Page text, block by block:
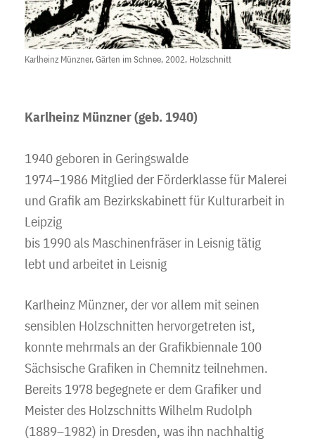
Karlheinz Münzner, Gärten im Schnee, 2002, Holzschnitt
Karlheinz Münzner (geb. 1940)
1940 geboren in Geringswalde
1974–1986 Mitglied der Förderklasse für Malerei
und Grafik am Bezirkskabinett für Kulturarbeit in
Leipzig
bis 1990 als Maschinenfräser in Leisnig tätig
lebt und arbeitet in Leisnig
Karlheinz Münzner, der vor allem mit seinen
sensiblen Holzschnitten hervorgetreten ist,
konnte mehrmals an der Grafikbiennale 100
Sächsische Grafiken in Chemnitz teilnehmen.
Bereits 1978 begegnete er dem Grafiker und
Meister des Holzschnitts Wilhelm Rudolph
(1889–1982) in Dresden, was ihn nachhaltig